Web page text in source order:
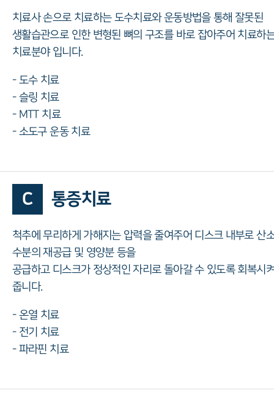
치료사 손으로 치료하는 도수치료와 운동방법을 통해 잘못된
생활습관으로 인한 변형된 뼈의 구조를 바로 잡아주어 치료하
치료분야 입니다.
- 도수 치료
- 슬링 치료
- MTT 치료
- 소도구 운동 치료
C 통증치료
척추에 무리하게 가해지는 압력을 줄여주어 디스크 내부로 산
수분의 재공급 및 영양분 등을
공급하고 디스크가 정상적인 자리로 돌아갈 수 있도록 회복시
줍니다.
- 온열 치료
- 전기 치료
- 파라핀 치료